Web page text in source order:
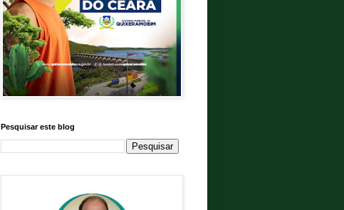
Pesquisar este blog